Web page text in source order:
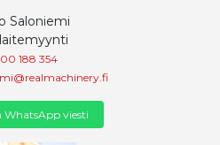
Saloniemi
188 354
WhatsApp viesti